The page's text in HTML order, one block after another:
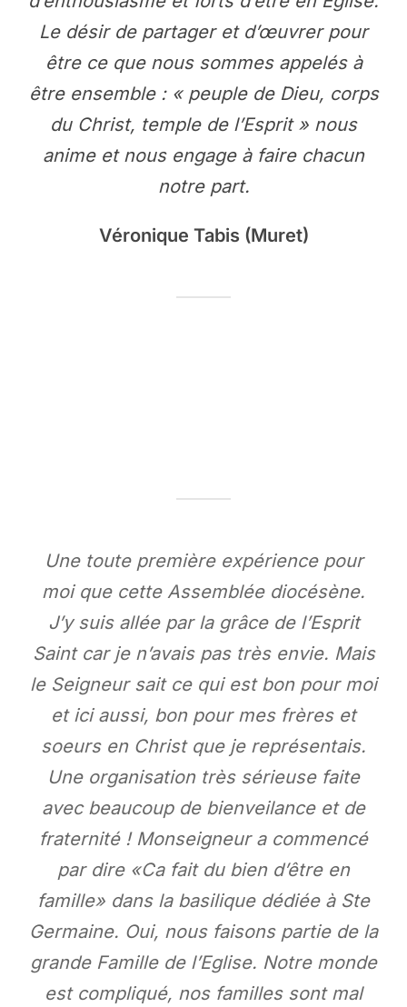
Le désir de partager et d’œuvrer pour
être ce que nous sommes appelés à
être ensemble : « peuple de Dieu, corps
du Christ, temple de l’Esprit » nous
anime et nous engage à faire chacun
notre part.
Véronique Tabis (Muret)
Une toute première expérience pour
moi que cette Assemblée diocésène.
J’y suis allée par la grâce de l’Esprit
Saint car je n’avais pas très envie. Mais
le Seigneur sait ce qui est bon pour moi
et ici aussi, bon pour mes frères et
soeurs en Christ que je représentais.
Une organisation très sérieuse faite
avec beaucoup de bienveilance et de
fraternité ! Monseigneur a commencé
par dire «Ca fait du bien d’être en
famille» dans la basilique dédiée à Ste
Germaine. Oui, nous faisons partie de la
grande Famille de l’Eglise. Notre monde
est compliqué, nos familles sont mal